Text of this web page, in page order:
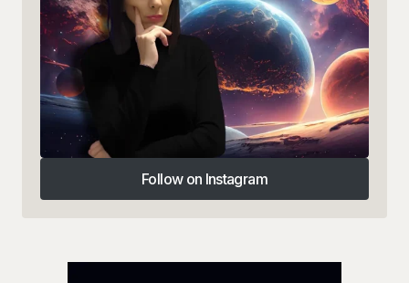
Follow on Instagram
Follow on Instagram